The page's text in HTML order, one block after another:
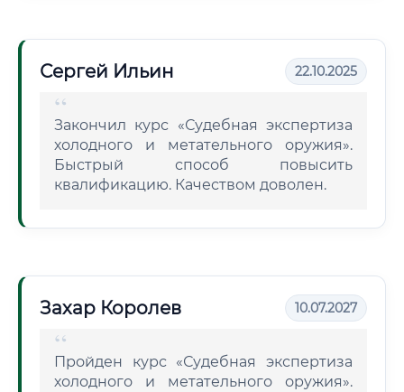
Сергей Ильин 22.10.2025
Закончил курс «Судебная экспертиза
холодного и метательного оружия».
Быстрый способ повысить
квалификацию. Качеством доволен.
Захар Королев 10.07.2027
Пройден курс «Судебная экспертиза
холодного и метательного оружия».